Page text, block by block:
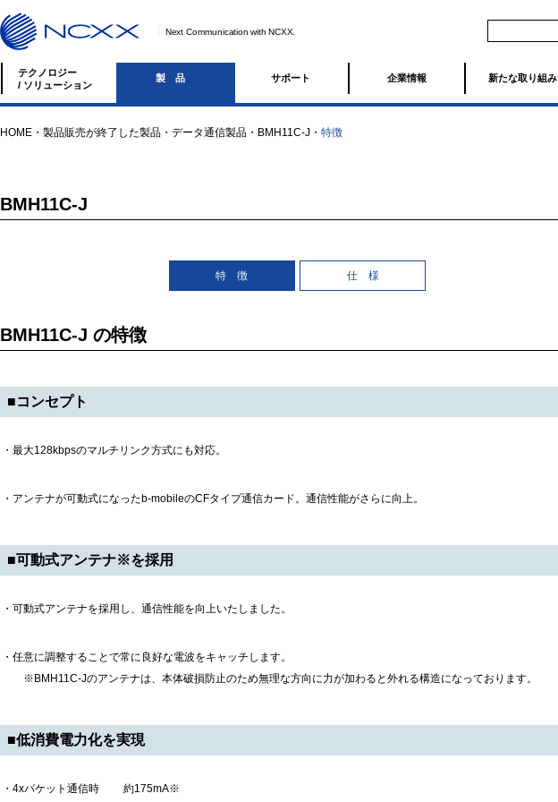
Next Communication with NCXX.
テクノロジー
/ ソリューション
製品 サポート 企業情報 新たな取り組み
HOME ・ 製品販売が終了した製品 ・ データ通信製品 ・ BMH11C-J ・ 特徴
BMH11C-J
特 徴 仕 様
BMH11C-J の特徴
■コンセプト
・最大128kbpsのマルチリンク方式にも対応。
・アンテナが可動式になったb-mobileのCFタイプ通信カード。通信性能がさらに向上。
■可動式アンテナ※を採用
・可動式アンテナを採用し、通信性能を向上いたしました。
・任意に調整することで常に良好な電波をキャッチします。
※BMH11C-Jのアンテナは、本体破損防止のため無理な方向に力が加わると外れる構造になっております。
■低消費電力化を実現
・4xパケット通信時 約175mA※